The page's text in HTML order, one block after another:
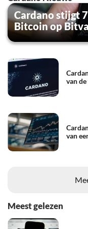
Cardano stijgt
Bitcoin op
van
van
Meest gelezen